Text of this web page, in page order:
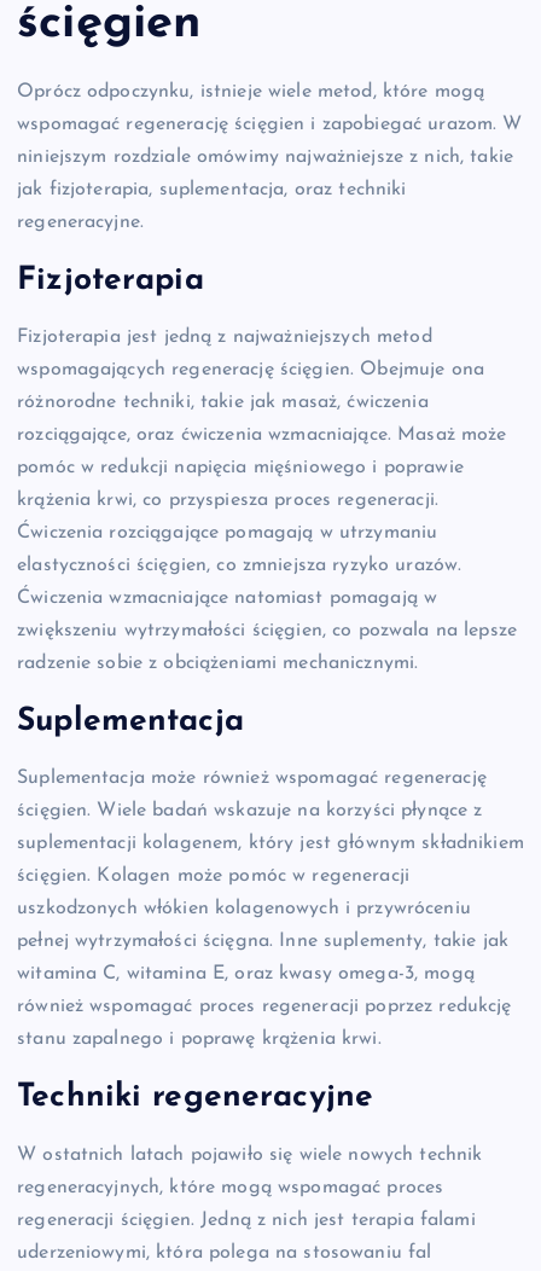
ścięgien
Oprócz odpoczynku, istnieje wiele metod, które mogą
wspomagać regenerację ścięgien i zapobiegać urazom. W
niniejszym rozdziale omówimy najważniejsze z nich, takie
jak fizjoterapia, suplementacja, oraz techniki
regeneracyjne.
Fizjoterapia
Fizjoterapia jest jedną z najważniejszych metod
wspomagających regenerację ścięgien. Obejmuje ona
różnorodne techniki, takie jak masaż, ćwiczenia
rozciągające, oraz ćwiczenia wzmacniające. Masaż może
pomóc w redukcji napięcia mięśniowego i poprawie
krążenia krwi, co przyspiesza proces regeneracji.
Ćwiczenia rozciągające pomagają w utrzymaniu
elastyczności ścięgien, co zmniejsza ryzyko urazów.
Ćwiczenia wzmacniające natomiast pomagają w
zwiększeniu wytrzymałości ścięgien, co pozwala na lepsze
radzenie sobie z obciążeniami mechanicznymi.
Suplementacja
Suplementacja może również wspomagać regenerację
ścięgien. Wiele badań wskazuje na korzyści płynące z
suplementacji kolagenem, który jest głównym składnikiem
ścięgien. Kolagen może pomóc w regeneracji
uszkodzonych włókien kolagenowych i przywróceniu
pełnej wytrzymałości ścięgna. Inne suplementy, takie jak
witamina C, witamina E, oraz kwasy omega-3, mogą
również wspomagać proces regeneracji poprzez redukcję
stanu zapalnego i poprawę krążenia krwi.
Techniki regeneracyjne
W ostatnich latach pojawiło się wiele nowych technik
regeneracyjnych, które mogą wspomagać proces
regeneracji ścięgien. Jedną z nich jest terapia falami
uderzeniowymi, która polega na stosowaniu fal